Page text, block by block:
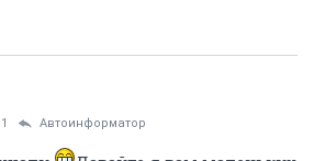
Автоинформатор